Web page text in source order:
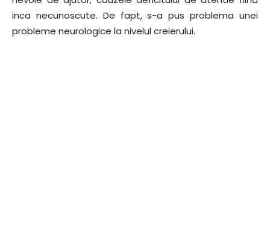
inca necunoscute. De fapt, s-a pus problema unei
probleme neurologice la nivelul creierului.